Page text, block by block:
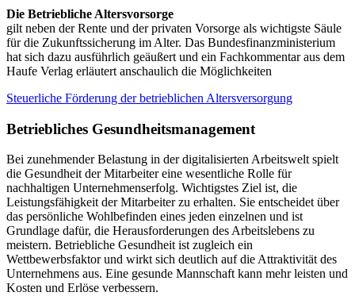
Die Betriebliche Altersvorsorge
gilt neben der Rente und der privaten Vorsorge als wichtigste Säule
für die Zukunftssicherung im Alter. Das Bundesfinanzministerium
hat sich dazu ausführlich geäußert und ein Fachkommentar aus dem
Haufe Verlag erläutert anschaulich die Möglichkeiten
Steuerliche Förderung der betrieblichen Altersversorgung
Betrieb­liches Gesund­heits­management
Bei zunehmender Belastung in der digitalisierten Arbeitswelt spielt
die Gesundheit der Mitarbeiter eine wesentliche Rolle für
nachhaltigen Unternehmenserfolg. Wichtigstes Ziel ist, die
Leistungsfähigkeit der Mitarbeiter zu erhalten. Sie entscheidet über
das persönliche Wohlbefinden eines jeden einzelnen und ist
Grundlage dafür, die Herausforderungen des Arbeitslebens zu
meistern. Betriebliche Gesundheit ist zugleich ein
Wettbewerbsfaktor und wirkt sich deutlich auf die Attraktivität des
Unternehmens aus. Eine gesunde Mannschaft kann mehr leisten und
Kosten und Erlöse verbessern.